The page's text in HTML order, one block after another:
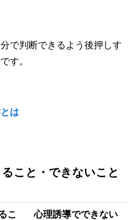
で判断できるよう後押しす
す。
は
こと・できないこと
こ
心理誘導でできない